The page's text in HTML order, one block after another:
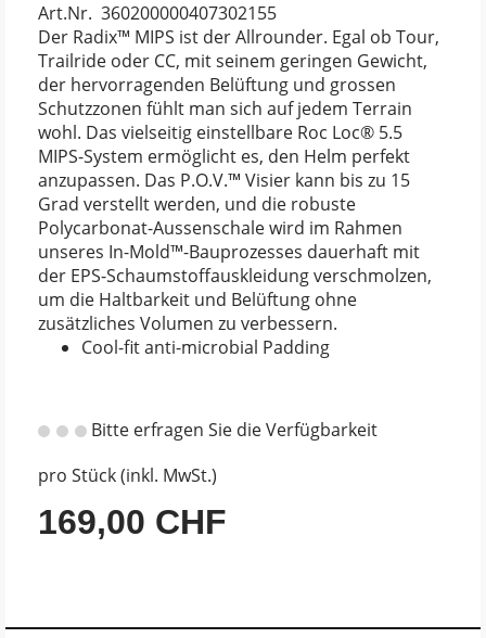
Art.Nr. 360200000407302155
Der Radix™ MIPS ist der Allrounder. Egal ob Tour,
Trailride oder CC, mit seinem geringen Gewicht,
der hervorragenden Belüftung und grossen
Schutzzonen fühlt man sich auf jedem Terrain
wohl. Das vielseitig einstellbare Roc Loc® 5.5
MIPS-System ermöglicht es, den Helm perfekt
anzupassen. Das P.O.V.™ Visier kann bis zu 15
Grad verstellt werden, und die robuste
Polycarbonat-Aussenschale wird im Rahmen
unseres In-Mold™-Bauprozesses dauerhaft mit
der EPS-Schaumstoffauskleidung verschmolzen,
um die Haltbarkeit und Belüftung ohne
zusätzliches Volumen zu verbessern.
Cool-fit anti-microbial Padding
Bitte erfragen Sie die Verfügbarkeit
pro Stück (inkl. MwSt.)
169,00 CHF